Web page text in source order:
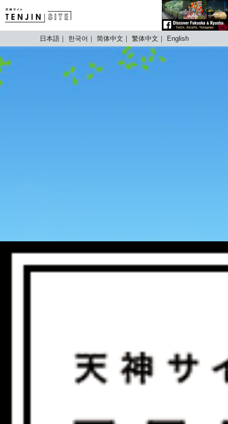
TENJIN SITE
日本語 한국어 简体中文 繁体中文 English